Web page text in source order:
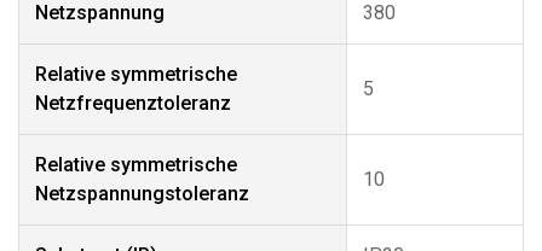
Netzspannung 380
Relative symmetrische
Netzfrequenztoleranz
5
Relative symmetrische
Netzspannungstoleranz
10